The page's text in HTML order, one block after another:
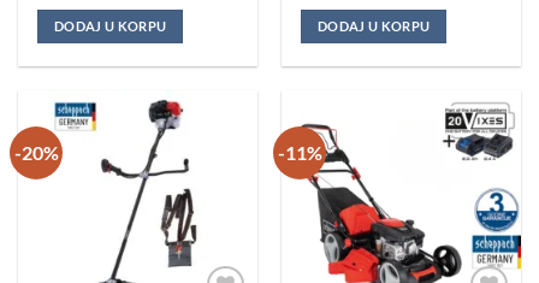
bila:
65.990 RSD.
je:
55.990 RSD.
DODAJ U KORPU
bila:
59.990 RSD.
je:
49.990 RSD.
DODAJ U KORPU
-20% -11%